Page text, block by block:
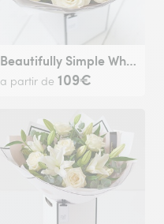
Beautifully Simple White Rose Bouquet.
a partir de 109€